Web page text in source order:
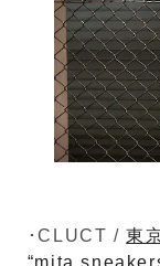
･CLUCT /東
“mita